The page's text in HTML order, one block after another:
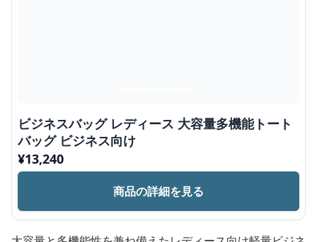
ビジネスバッグ レディース 大容量多機能トート
バッグ ビジネス向け
¥13,240
商品の詳細を見る